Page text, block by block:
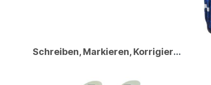
Schreiben, Markieren, Korrigieren